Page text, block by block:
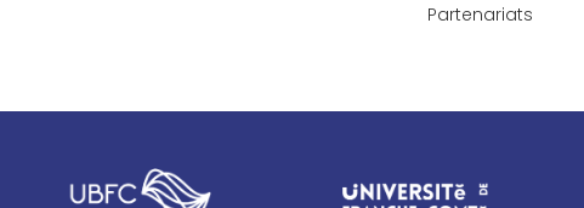
Partenariats